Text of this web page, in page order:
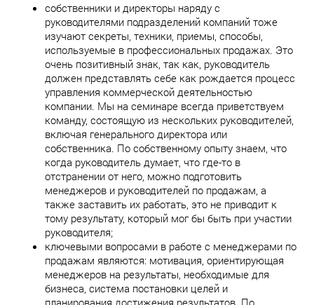
собственники и директоры наряду с
руководителями подразделений компаний тоже
изучают секреты, техники, приемы, способы,
используемые в профессиональных продажах. Это
очень позитивный знак, так как, руководитель
должен представлять себе как рождается процесс
управления коммерческой деятельностью
компании. Мы на семинаре всегда приветствуем
команду, состоящую из нескольких руководителей,
включая генерального директора или
собственника. По собственному опыту знаем, что
когда руководитель думает, что где-то в
отстранении от него, можно подготовить
менеджеров и руководителей по продажам, а
также заставить их работать, это не приводит к
тому результату, который мог бы быть при участии
руководителя;
ключевыми вопросами в работе с менеджерами по
продажам являются: мотивация, ориентирующая
менеджеров на результаты, необходимые для
бизнеса, система постановки целей и
планирования достижения результатов. По